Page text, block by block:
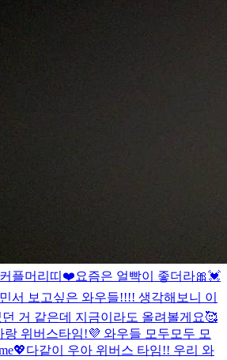
플머리띠❤️요즘은 얼빡이 좋더라🎀💓
민서 보고싶은 와우들!!!! 생각해보니 이
거 같은데 지금이라도 올려볼게요🥰
랑 위버스타임!💜 와우들 모두모두 모
다같이 우아 위버스 타임!! 우리 와